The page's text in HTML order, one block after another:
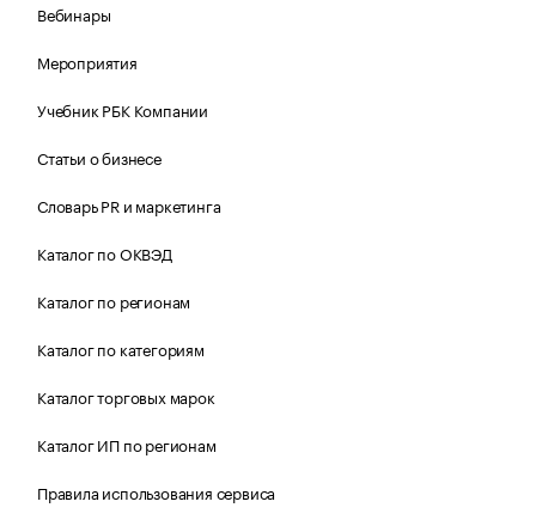
Вебинары
Мероприятия
Учебник РБК Компании
Статьи о бизнесе
Словарь PR и маркетинга
Каталог по ОКВЭД
Каталог по регионам
Каталог по категориям
Каталог торговых марок
Каталог ИП по регионам
Правила использования сервиса